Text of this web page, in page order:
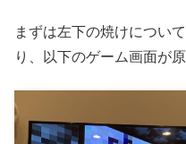
まずは左下の焼けについ
り、以下のゲーム画面が